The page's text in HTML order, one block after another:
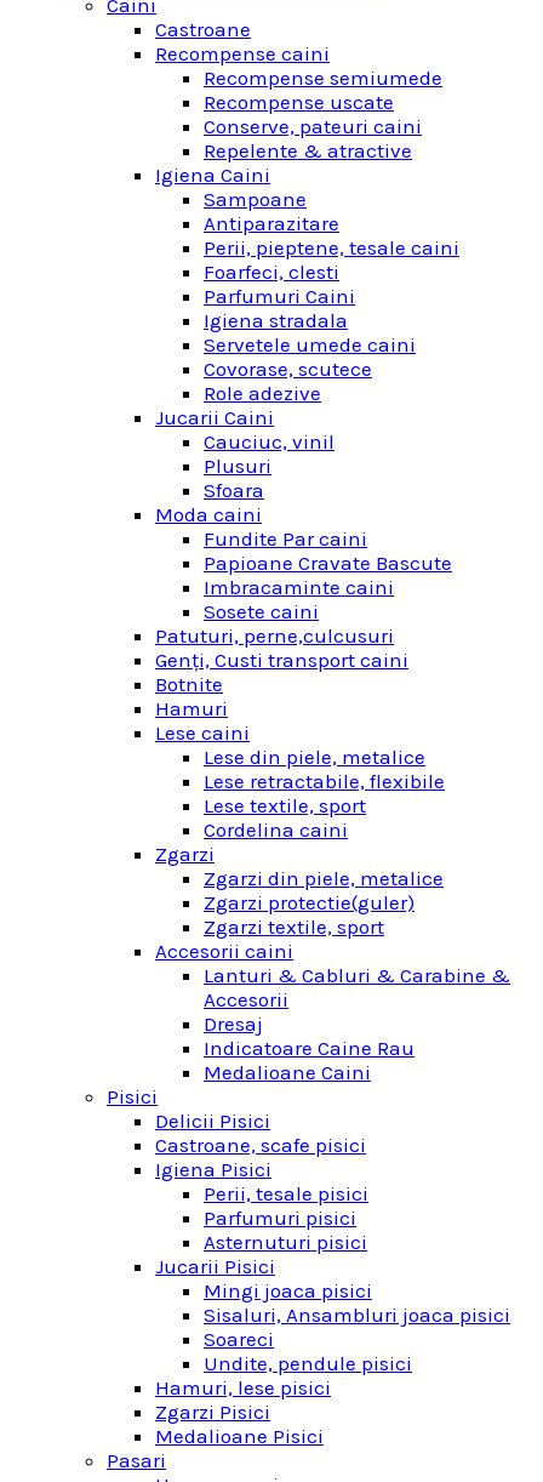
Caini
Castroane
Recompense caini
Recompense semiumede
Recompense uscate
Conserve, pateuri caini
Repelente & atractive
Igiena Caini
Sampoane
Antiparazitare
Perii, pieptene, tesale caini
Foarfeci, clesti
Parfumuri Caini
Igiena stradala
Servetele umede caini
Covorase, scutece
Role adezive
Jucarii Caini
Cauciuc, vinil
Plusuri
Sfoara
Moda caini
Fundite Par caini
Papioane Cravate Bascute
Imbracaminte caini
Sosete caini
Patuturi, perne,culcusuri
Genţi, Custi transport caini
Botnite
Hamuri
Lese caini
Lese din piele, metalice
Lese retractabile, flexibile
Lese textile, sport
Cordelina caini
Zgarzi
Zgarzi din piele, metalice
Zgarzi protectie(guler)
Zgarzi textile, sport
Accesorii caini
Lanturi & Cabluri & Carabine &
Accesorii
Dresaj
Indicatoare Caine Rau
Medalioane Caini
Pisici
Delicii Pisici
Castroane, scafe pisici
Igiena Pisici
Perii, tesale pisici
Parfumuri pisici
Asternuturi pisici
Jucarii Pisici
Mingi joaca pisici
Sisaluri, Ansambluri joaca pisici
Soareci
Undite, pendule pisici
Hamuri, lese pisici
Zgarzi Pisici
Medalioane Pisici
Pasari